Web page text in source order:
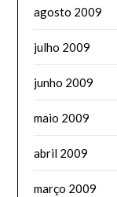
agosto 2009
julho 2009
junho 2009
maio 2009
abril 2009
março 2009